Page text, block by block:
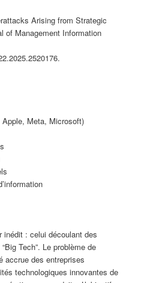
Arising from Strategic
of Management Information
Meta, Microsoft)
inédit : celui découlant des
Tech”. Le problème de
accrue des entreprises
technologiques innovantes de